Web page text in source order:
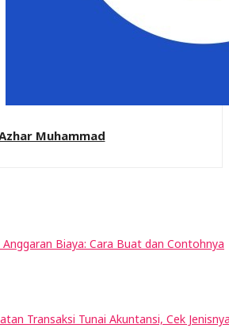
Muhammad
Anggaran Biaya: Cara Buat dan Contohnya
Transaksi Tunai Akuntansi, Cek